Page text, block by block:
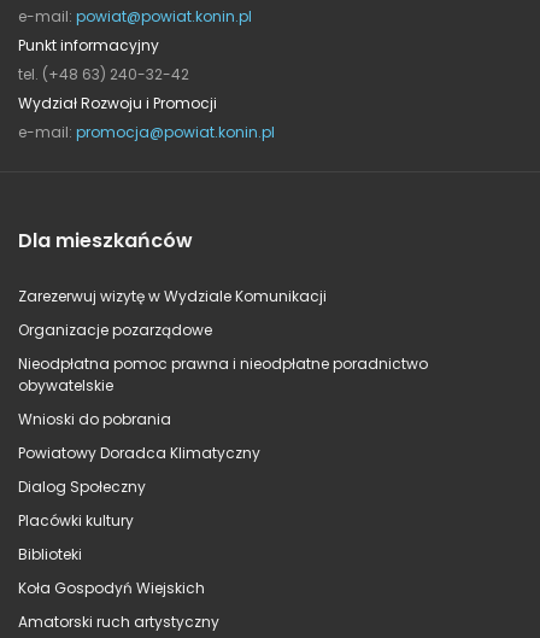
e-mail: powiat@powiat.konin.pl
Punkt informacyjny
tel. (+48 63) 240-32-42
Wydział Rozwoju i Promocji
e-mail: promocja@powiat.konin.pl
Dla mieszkańców
Zarezerwuj wizytę w Wydziale Komunikacji
Organizacje pozarządowe
Nieodpłatna pomoc prawna i nieodpłatne poradnictwo
obywatelskie
Wnioski do pobrania
Powiatowy Doradca Klimatyczny
Dialog Społeczny
Placówki kultury
Biblioteki
Koła Gospodyń Wiejskich
Amatorski ruch artystyczny